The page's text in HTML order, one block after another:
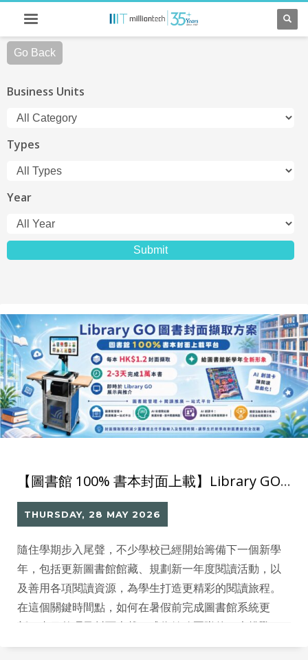
Go Back
Business Units
Types
Year
【圖書館 100% 書本封面上載】Library GO 圖書封面攝取方案 2–3 天完成 1 萬本上載
THURSDAY, 28 MAY 2026
隨住學期步入尾聲，不少學校已經開始籌備下一個新學
年，包括更新圖書館館藏、規劃新一年度閱讀活動，以
及善用各項閱讀資源，為學生打造更精彩的閱讀旅程。
在這個關鍵時間點，如何在暑假前完成圖書館系統更
為協助學校在短時間內完成大量圖書封面上載工作，